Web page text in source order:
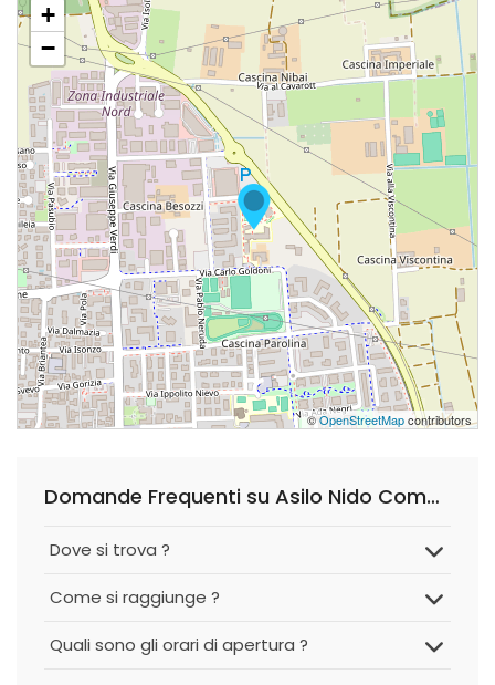
+
−
©OpenStreetMapcontributors
Domande Frequenti su Asilo Nido Comunale Lazzati
Dove si trova ?
Come si raggiunge ?
Quali sono gli orari di apertura ?